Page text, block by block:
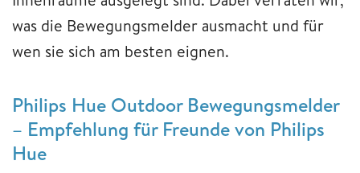
was die Bewegungsmelder ausmacht und für
wen sie sich am besten eignen.
Philips Hue Outdoor Bewegungsmelder
– Empfehlung für Freunde von Philips
Hue